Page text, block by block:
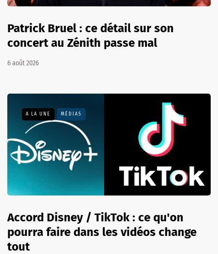
Patrick Bruel : ce détail sur son
concert au Zénith passe mal
6 août 2026
A LA UNE MÉDIAS
Accord Disney / TikTok : ce qu'on
pourra faire dans les vidéos change
tout